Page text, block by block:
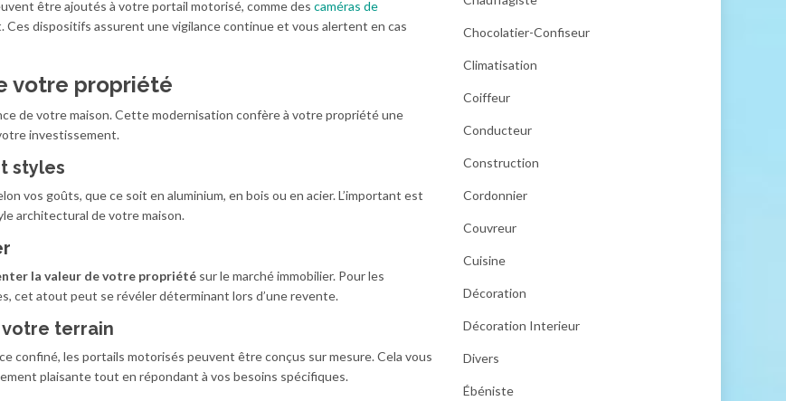
être ajoutés à votre portail motorisé, comme des caméras de
dispositifs assurent une vigilance continue et vous alertent en cas
votre propriété
de votre maison. Cette modernisation confère à votre propriété une
investissement.
styles
vos goûts, que ce soit en aluminium, en bois ou en acier. L’important est
architectural de votre maison.
la valeur de votre propriété sur le marché immobilier. Pour les
cet atout peut se révéler déterminant lors d’une revente.
terrain
confiné, les portails motorisés peuvent être conçus sur mesure. Cela vous
plaisante tout en répondant à vos besoins spécifiques.
Chocolatier-Confiseur
Climatisation
Coiffeur
Conducteur
Construction
Cordonnier
Couvreur
Cuisine
Décoration
Décoration Interieur
Divers
Ébéniste